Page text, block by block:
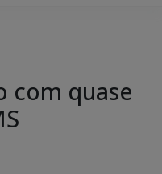
com quase